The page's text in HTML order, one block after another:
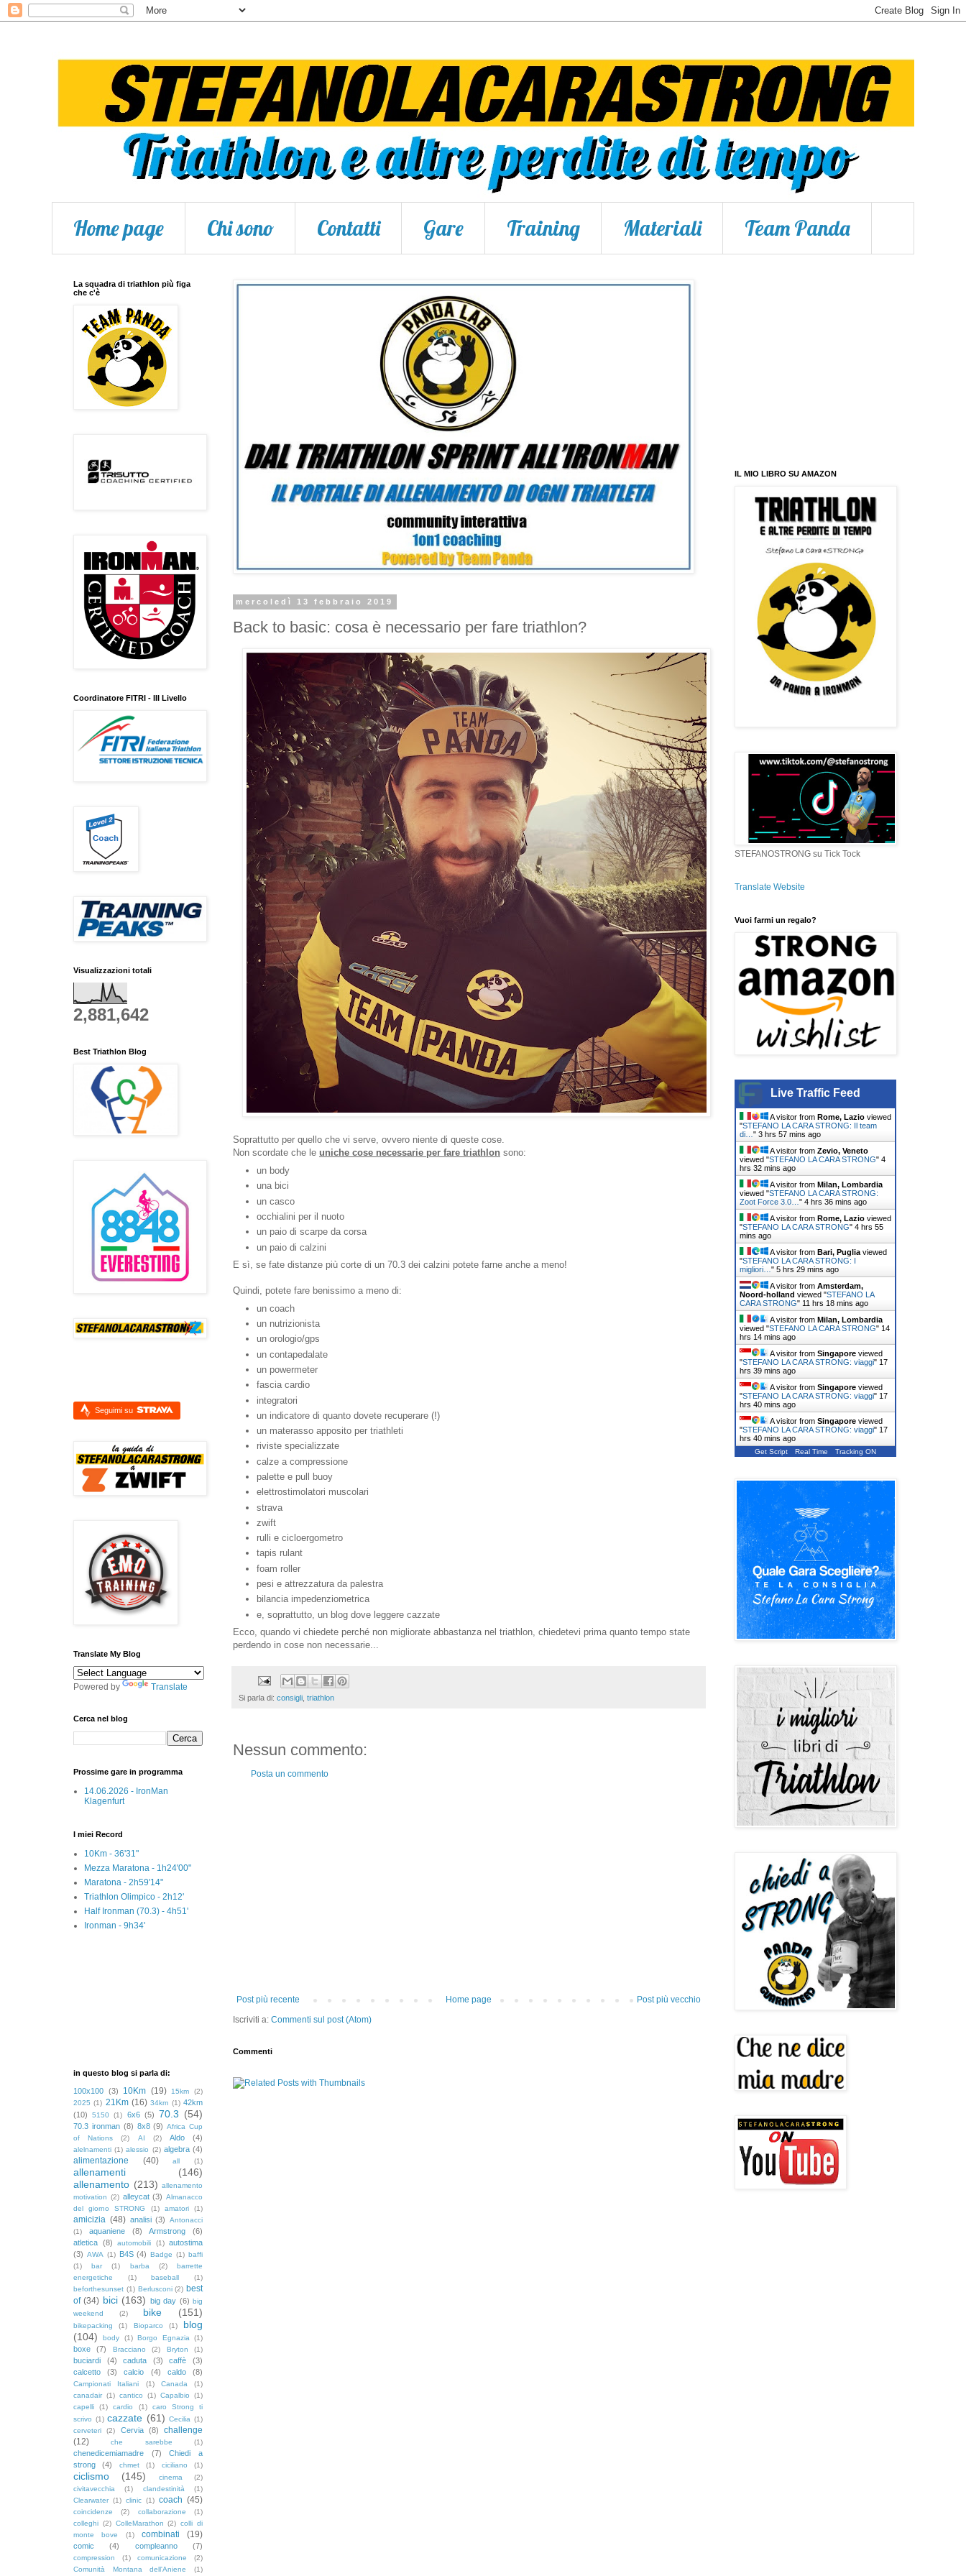
Home page Chi sono Contatti Gare Training Materiali Team Panda
mercoledì 13 febbraio 2019
Back to basic: cosa è necessario per fare triathlon?
Soprattutto per quello che vi serve, ovvero niente di queste cose.
Non scordate che le uniche cose necessarie per fare triathlon sono:
un body
una bici
un casco
occhialini per il nuoto
un paio di scarpe da corsa
un paio di calzini
E sì, se fate distanze più corte di un 70.3 dei calzini potete farne anche a meno!
Quindi, potete fare benissimo a meno di:
un coach
un nutrizionista
un orologio/gps
un contapedalate
un powermeter
fascia cardio
integratori
un indicatore di quanto dovete recuperare (!)
un materasso apposito per triathleti
riviste specializzate
calze a compressione
palette e pull buoy
elettrostimolatori muscolari
strava
zwift
rulli e cicloergometro
tapis rulant
foam roller
pesi e attrezzatura da palestra
bilancia impedenziometrica
e, soprattutto, un blog dove leggere cazzate
Ecco, quando vi chiedete perché non migliorate abbastanza nel triathlon, chiedetevi prima quanto tempo state
perdendo in cose non necessarie...
Si parla di: consigli triathlon
Nessun commento:
Posta un commento
Post più recente Post più vecchio
Home page
Iscriviti a: Commenti sul post (Atom)
Commenti
La squadra di triathlon più figa
che c'è
Coordinatore FITRI - III Livello
Visualizzazioni totali
2,881,642
Best Triathlon Blog
Seguimi su
Translate My Blog
Powered by Translate
Cerca nel blog
Prossime gare in programma
14.06.2026 - IronMan
Klagenfurt
I miei Record
10Km - 36'31"
Mezza Maratona - 1h24'00"
Maratona - 2h59'14"
Triathlon Olimpico - 2h12'
Half Ironman (70.3) - 4h51'
Ironman - 9h34'
in questo blog si parla di:
100x100 (3) 10Km (19) 15km
(2)
2025 (1) 21Km (16) 34km (1) 42km
(10)
5150 (1) 6x6 (5) 70.3 (54)
70.3 ironman (8) 8x8 (9) Africa Cup
of Nations
(2) AI (2) Aldo (4)
alelnamenti (1) alessio (2) algebra (4)
alimentazione (40) all (1)
allenamenti
(146)
allenamento (213) allenamento
motivation (2) alleycat (3) Almanacco
del giorno STRONG
(1) amatori (1)
amicizia (48) analisi (3)
Antonacci
(1)
aquaniene (8) Armstrong
(6)
atletica (8) automobili (1) autostima
(3) AWA (1) B4S (4) Badge (1) baffi
(1)
bar (1) barba (2)
barrette
energetiche
(1) baseball
(1)
beforthesunset (1) Berlusconi (2) best
of (34) bici (163) big day (6) big
weekend
(2) bike (151)
bikepacking (1) Bioparco (1)
blog
(104)
body (1) Borgo Egnazia (1)
boxe (7) Bracciano (2) Bryton (1)
buciardi (4) caduta (3) caffè
(3)
calcetto
(3) calcio (4) caldo (8)
Campionati Italiani (1) Canada
(1)
canadair (1) cantico (1) Capalbio
(1)
capelli
(1) cardio (1)
caro Strong ti
scrivo (1) cazzate (61) Cecilia (1)
cerveteri
(2) Cervia (8)
challenge
(12)
che sarebbe (1)
chenedicemiamadre (7)
Chiedi a
strong
(4) chmet (1) ciciliano (1)
ciclismo (145) cinema
(2)
civitavecchia
(1) clandestinità
(1)
Clearwater (1) clinic (1) coach (45)
coincidenze (2) collaborazione
(1)
colleghi (2) ColleMarathon (2) colli di
monte bove
(1) combinati (19)
comic (4) compleanno (7)
compression (1) comunicazione
(2)
Comunità Montana dell'Aniene
(1)
IL MIO LIBRO SU AMAZON
STEFANOSTRONG su Tick Tock
Translate Website
Vuoi farmi un regalo?
Live Traffic Feed
A visitor from Rome, Lazio viewed
"STEFANO LA CARA STRONG: Il team
di… " 3 hrs 57 mins ago
A visitor from Zevio, Veneto
viewed "STEFANO LA CARA STRONG" 4
hrs 32 mins ago
A visitor from Milan, Lombardia
viewed "STEFANO LA CARA STRONG:
Zoot Force 3.0… " 4 hrs 36 mins ago
A visitor from Rome, Lazio viewed
"STEFANO LA CARA STRONG" 4 hrs 55
mins ago
A visitor from Bari, Puglia viewed
"STEFANO LA CARA STRONG: I
migliori… " 5 hrs 29 mins ago
A visitor from Amsterdam,
Noord-holland viewed "STEFANO LA
CARA STRONG" 11 hrs 18 mins ago
A visitor from Milan, Lombardia
viewed "STEFANO LA CARA STRONG" 14
hrs 14 mins ago
A visitor from Singapore viewed
"STEFANO LA CARA STRONG: viaggi" 17
hrs 39 mins ago
A visitor from Singapore viewed
"STEFANO LA CARA STRONG: viaggi" 17
hrs 40 mins ago
A visitor from Singapore viewed
"STEFANO LA CARA STRONG: viaggi" 17
hrs 40 mins ago
Get Script Real Time Tracking ON